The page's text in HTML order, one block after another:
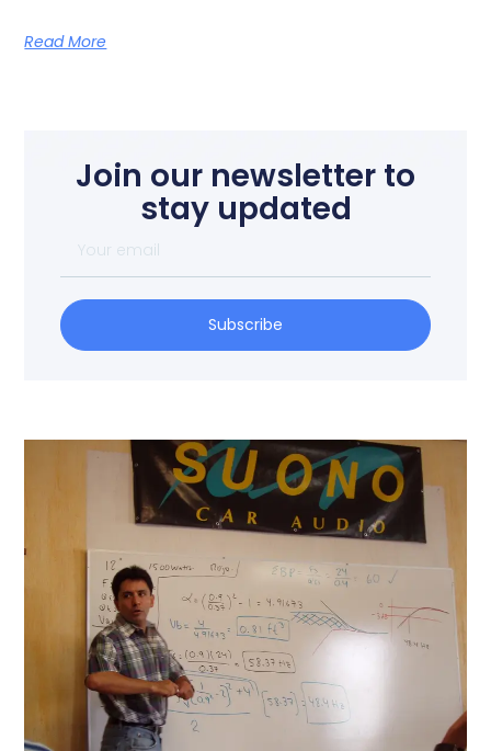
Read More
Join our newsletter to
stay updated
Subscribe